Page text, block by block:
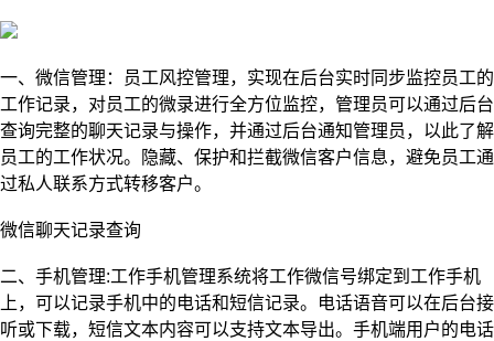
一、微信管理：员工风控管理，实现在后台实时同步监控员工的
工作记录，对员工的微录进行全方位监控，管理员可以通过后台
查询完整的聊天记录与操作，并通过后台通知管理员，以此了解
员工的工作状况。隐藏、保护和拦截微信客户信息，避免员工通
过私人联系方式转移客户。
微信聊天记录查询
二、手机管理:工作手机管理系统将工作微信号绑定到工作手机
上，可以记录手机中的电话和短信记录。电话语音可以在后台接
听或下载，短信文本内容可以支持文本导出。手机端用户的电话